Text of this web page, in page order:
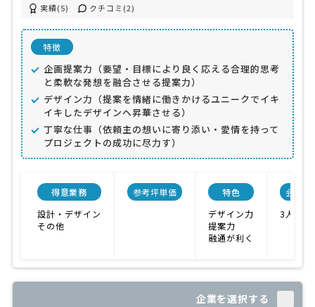
実績(5) クチコミ(2)
特徴
企画提案力（要望・目標により良く応える合理的思考
と柔軟な発想を融合させる提案力）
デザイン力（提案を情緒に働きかけるユニークでイキ
イキしたデザインへ昇華させる）
丁寧な仕事（依頼主の想いに寄り添い・愛情を持って
プロジェクトの成功に尽力す）
得意業務
設計・デザイン
その他
参考坪単価
特色
デザイン力
提案力
融通が利く
会社規
3人
企業を選択する